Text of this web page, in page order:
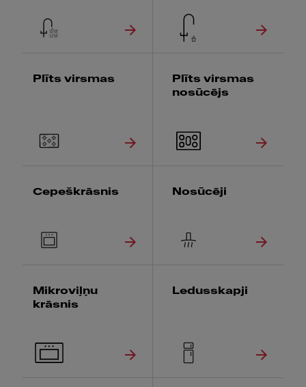
Plīts virsmas
Plīts virsmas
nosūcējs
Cepeškrāsnis Nosūcēji
Mikroviļņu
krāsnis
Ledusskapji